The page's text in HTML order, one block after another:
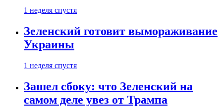
1 неделя спустя
Зеленский готовит вымораживание
Украины
1 неделя спустя
Зашел сбоку: что Зеленский на
самом деле увез от Трампа